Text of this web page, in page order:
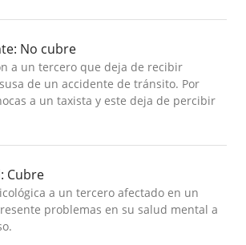
: No cubre
a un tercero que deja de recibir
de un accidente de tránsito. Por
a un taxista y este deja de percibir
: Cubre
a un tercero afectado en un
problemas en su salud mental a